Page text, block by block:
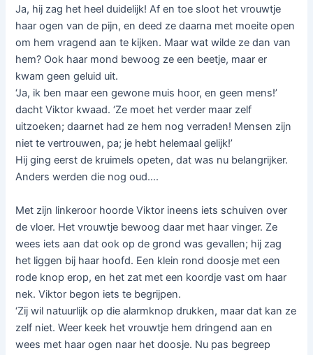
Ja, hij zag het heel duidelijk! Af en toe sloot het vrouwtje
haar ogen van de pijn, en deed ze daarna met moeite open
om hem vragend aan te kijken. Maar wat wilde ze dan van
hem? Ook haar mond bewoog ze een beetje, maar er
kwam geen geluid uit.
‘Ja, ik ben maar een gewone muis hoor, en geen mens!’
dacht Viktor kwaad. ‘Ze moet het verder maar zelf
uitzoeken; daarnet had ze hem nog verraden! Mensen zijn
niet te vertrouwen, pa; je hebt helemaal gelijk!’
Hij ging eerst de kruimels opeten, dat was nu belangrijker.
Anders werden die nog oud….
Met zijn linkeroor hoorde Viktor ineens iets schuiven over
de vloer. Het vrouwtje bewoog daar met haar vinger. Ze
wees iets aan dat ook op de grond was gevallen; hij zag
het liggen bij haar hoofd. Een klein rond doosje met een
rode knop erop, en het zat met een koordje vast om haar
nek. Viktor begon iets te begrijpen.
‘Zij wil natuurlijk op die alarmknop drukken, maar dat kan ze
zelf niet. Weer keek het vrouwtje hem dringend aan en
wees met haar ogen naar het doosje. Nu pas begreep